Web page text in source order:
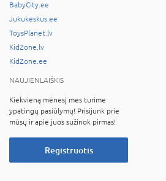
BabyCity.ee
Jukukeskus.ee
ToysPlanet.lv
KidZone.lv
KidZone.ee
NAUJIENLAIŠKIS
Kiekvieną mėnesį mes turime
ypatingų pasiūlymų! Prisijunk prie
mūsų ir apie juos sužinok pirmas!
Registruotis